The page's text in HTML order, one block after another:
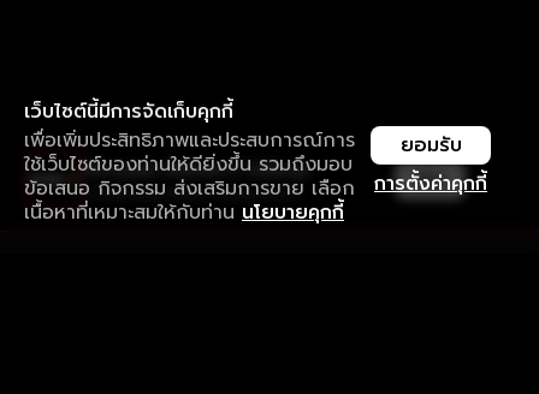
เว็บไซต์นี้มีการจัดเก็บคุกกี้
เพื่อเพิ่มประสิทธิภาพและประสบการณ์การ
ใช้เว็บไซต์ของท่านให้ดียิ่งขึ้น รวมถึงมอบ
ข้อเสนอ กิจกรรม ส่งเสริมการขาย เลือก
เนื้อหาที่เหมาะสมให้กับท่าน นโยบายคุกกี้
การตั้งค่าคุกกี้
ยอมรับ
ใช้งานแอป ลื่นไหลกว่า ไม่มีสะดุด
ดาวน์โหลดแอปเพื่อการรับชมที่ดีกว่า เปิด